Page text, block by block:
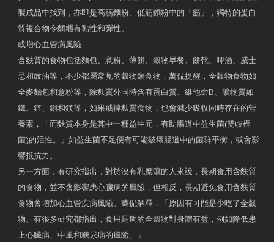
製成品中找到，亦即是高筋麵粉、低筋麵粉中的「筋」，獨特的蛋白
質複合物令麵糰有黏性和彈性。
或增心血管病風險
含麩質的食物包括麵包、意粉、薄餅、穀物早餐、餅乾、啤酒、威士
忌和豉油等，不少都屬常見的穀物類食物，萬侃提醒，全穀物食物如
全麥麵包和意粉等，除麩質外同時含有蛋白質、維他命B、礦物質如
鐵、鋅、銅和鎂等，如果戒掉麩質食物，也會減少吸收同時存在的營
養素，「而麩質本身是其中一種益生元，有助腸道中益生菌(雙歧桿
菌)的活性。」如益生菌不足便有可能破壞腸道中的菌群平衡，或會影
響抵抗力。
另一方面，有研究指出，對於沒有乳糜瀉的人來說，長期食用含麩質
的食物，並不會影響患心臟病的風險，但相反，長期避免食用含麩質
食物會增加心血管疾病風險。萬侃解釋，「原因有可能是少吃了全穀
物。有很多研究都指出，食用足夠的全穀物對身體有益，例如降低患
上心臟病、中風和糖尿病的風險。」